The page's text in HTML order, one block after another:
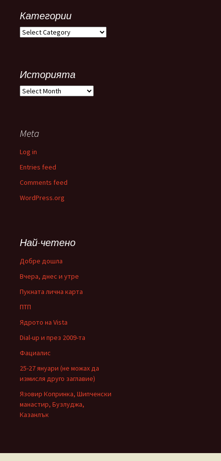
Категории
Категории
Историята
Историята
Meta
Log in
Entries feed
Comments feed
WordPress.org
Най-четено
Добре дошла
Вчера, днес и утре
Пукната лична карта
ПТП
Ядрото на Vista
Dial-up и през 2009-та
Фациалис
25-27 януари (не можах да
измисля друго заглавие)
Язовир Копринка, Шипченски
манастир, Бузлуджа,
Казанлък